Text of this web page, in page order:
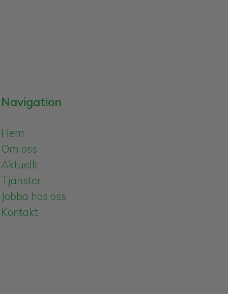
Navigation
Hem
Om oss
Aktuellt
Tjänster
Jobba hos oss
Kontakt